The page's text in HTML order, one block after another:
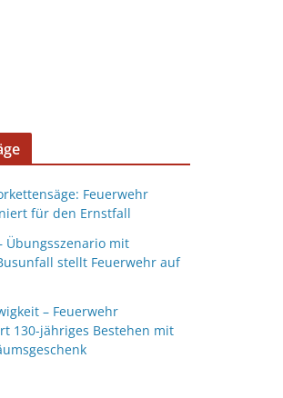
Feuerwehr
für den Ernstfall
Übungsszenario mit
stellt Feuerwehr auf
– Feuerwehr
130-jähriges Bestehen mit